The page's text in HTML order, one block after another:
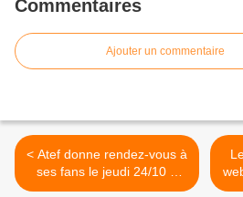
Commentaires
Ajouter un commentaire
< Atef donne rendez-vous à
ses fans le jeudi 24/10 à
Marseille au Makeda